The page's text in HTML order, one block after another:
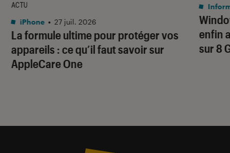
La formule ultime pour protéger vos
appareils : ce qu’il faut savoir sur
AppleCare One
ACTU
iPhone • 27 juil. 2026
enfin
sur 8